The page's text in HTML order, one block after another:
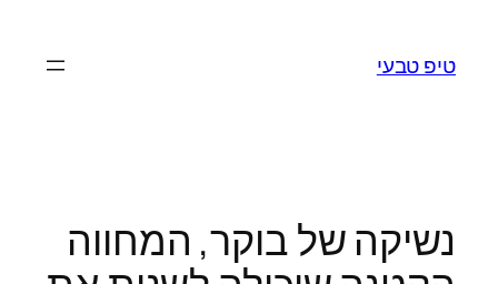
טיפ טבעי
נשיקה של בוקר, המחווה